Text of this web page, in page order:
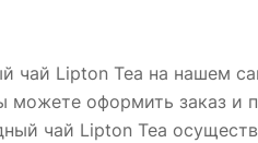
чай Lipton Tea на нашем
можете оформить заказ и
чай Lipton Tea